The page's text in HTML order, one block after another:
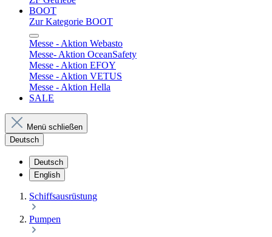
BOOT
Zur Kategorie BOOT
Messe - Aktion Webasto
Messe- Aktion OceanSafety
Messe - Aktion EFOY
Messe - Aktion VETUS
Messe - Aktion Hella
SALE
Menü schließen
Deutsch
Deutsch
English
Schiffsausrüstung
Pumpen